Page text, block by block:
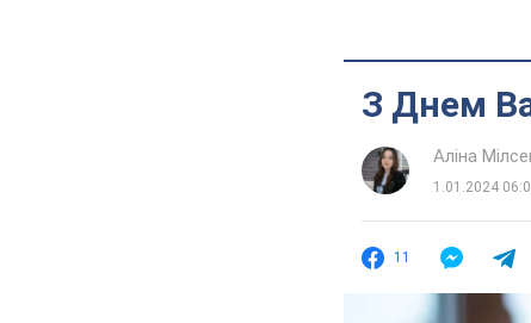
З Днем
Аліна
1.01.2024
11